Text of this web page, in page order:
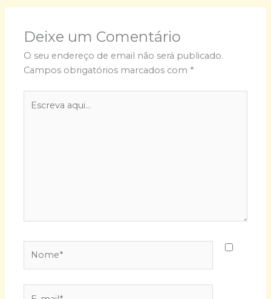
Deixe um Comentário
O seu endereço de email não será publicado.
Campos obrigatórios marcados com *
aqui...